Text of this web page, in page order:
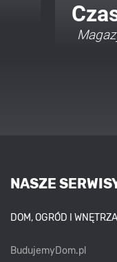
Twój
NASZE
DOM, OGRÓD I WNĘTRZA
BudujemyDom.pl